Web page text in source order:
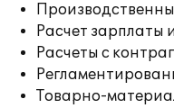
Расчет зарплаты
Расчеты с
Товарно-